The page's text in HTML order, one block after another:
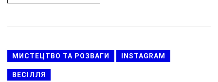
МИСТЕЦТВО ТА РОЗВАГИ INSTAGRAM
ВЕСІЛЛЯ